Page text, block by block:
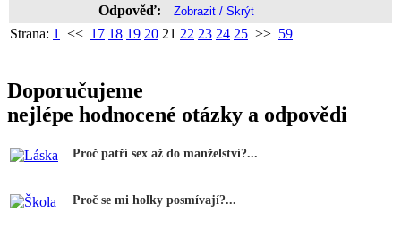
Odpověď:
Strana: 1 << 17 18 19 20 21 22 23 24 25 >> 59
Doporučujeme
nejlépe hodnocené otázky a odpovědi
Proč patří sex až do manželství?...
Proč se mi holky posmívají?...